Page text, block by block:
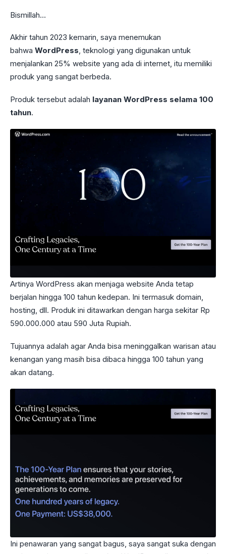
Bismillah…
Akhir tahun 2023 kemarin, saya menemukan
bahwa WordPress, teknologi yang digunakan untuk
menjalankan 25% website yang ada di internet, itu memiliki
produk yang sangat berbeda.
Produk tersebut adalah layanan WordPress selama 100
tahun.
Artinya WordPress akan menjaga website Anda tetap
berjalan hingga 100 tahun kedepan. Ini termasuk domain,
hosting, dll. Produk ini ditawarkan dengan harga sekitar Rp
590.000.000 atau 590 Juta Rupiah.
Tujuannya adalah agar Anda bisa meninggalkan warisan atau
kenangan yang masih bisa dibaca hingga 100 tahun yang
akan datang.
Ini penawaran yang sangat bagus, saya sangat suka dengan